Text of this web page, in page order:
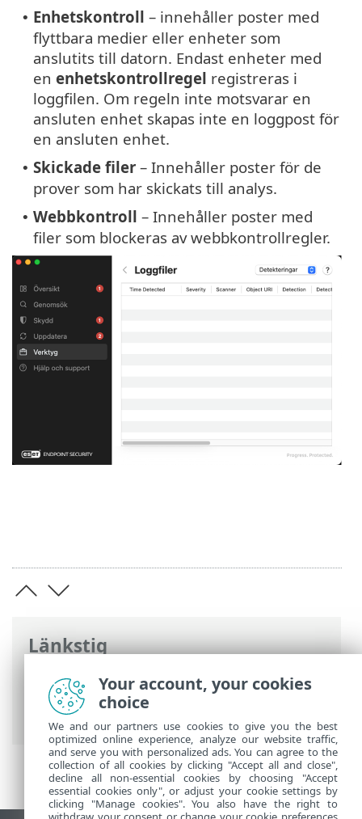
Länkstig
ESET onlinehjälp>ESET Endpoint Security
Använda ESET Endpoint Security
Verktyg > Loggfiler
• Enhetskontroll – innehåller poster med
flyttbara medier eller enheter som
anslutits till datorn. Endast enheter med
en enhetskontrollregel registreras i
loggfilen. Om regeln inte motsvarar en
ansluten enhet skapas inte en loggpost för
en ansluten enhet.
• Skickade filer – Innehåller poster för de
prover som har skickats till analys.
• Webbkontroll – Innehåller poster med
filer som blockeras av webbkontrollregler.
Your account, your cookies
choice
We and our partners use cookies to give you the best
optimized online experience, analyze our website traffic,
and serve you with personalized ads. You can agree to the
collection of all cookies by clicking "Accept all and close",
decline all non-essential cookies by choosing "Accept
essential cookies only", or adjust your cookie settings by
clicking "Manage cookies". You also have the right to